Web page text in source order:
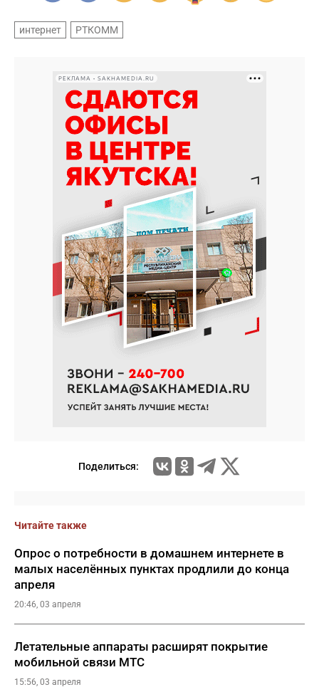
интернет РТКОММ
РЕКЛАМА • SAKHAMEDIA.RU
Поделиться:
Читайте также
Опрос о потребности в домашнем интернете в
малых населённых пунктах продлили до конца
апреля
20:46, 03 апреля
Летательные аппараты расширят покрытие
мобильной связи МТС
15:56, 03 апреля